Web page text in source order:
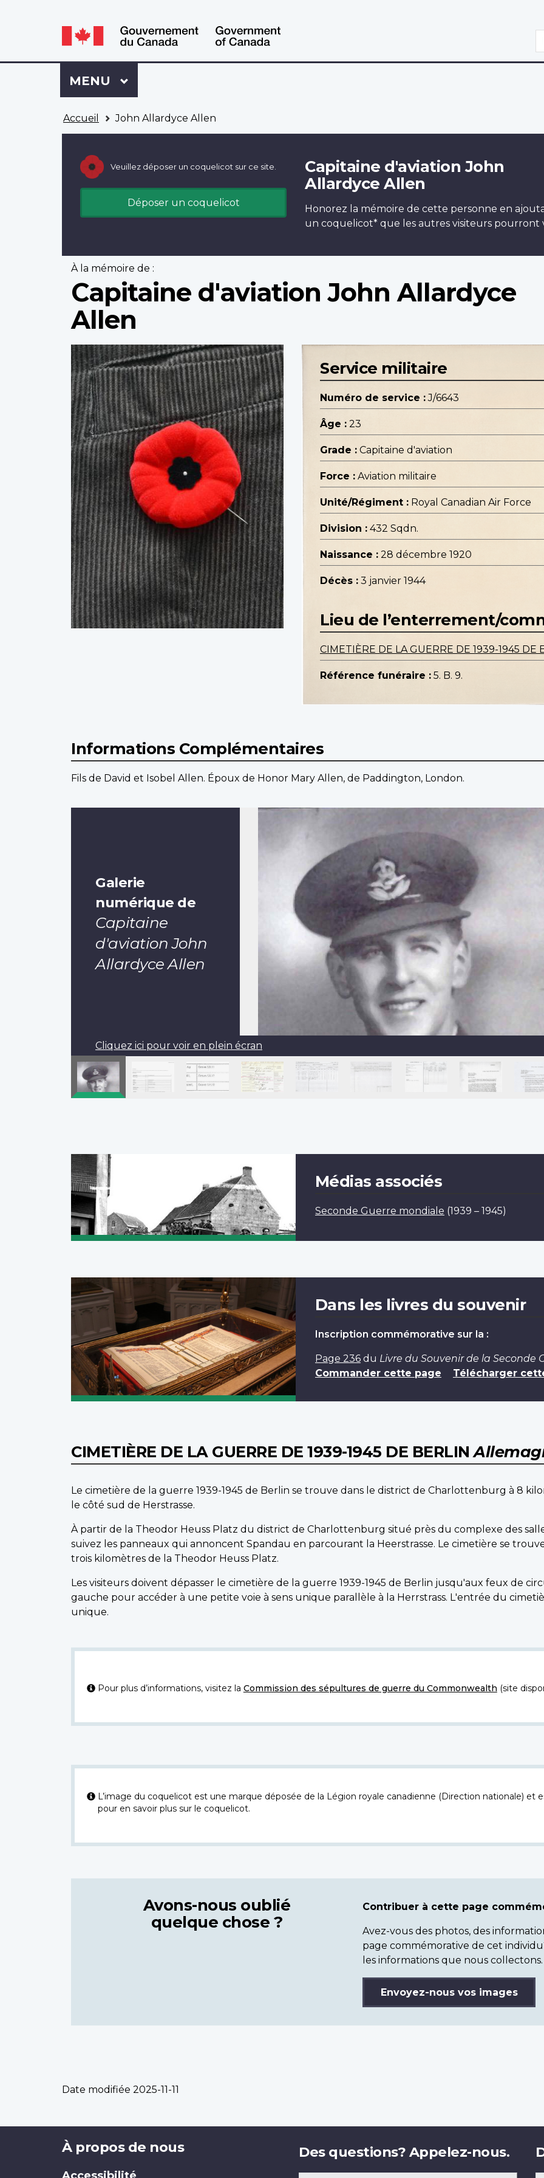
Language
switcher
Language
switcher
Se
connecter
à
Dossier
Menu
MENU PRINCIPAL
Accueil John Allardyce Allen
Veuillez déposer un coquelicot sur ce site.
Déposer un coquelicot
Capitaine d'aviation John
Allardyce Allen
Honorez la mémoire de cette personne en
un coquelicot* que les autres visiteurs pourront
À la mémoire de :
Capitaine d'aviation John Allardyce
Allen
Profile
image
Service militaire
Numéro de service : J/6643
Âge : 23
Grade : Capitaine d'aviation
Force : Aviation militaire
Unité/Régiment : Royal Canadian Air Force
Division : 432 Sqdn.
Naissance : 28 décembre 1920
Décès : 3 janvier 1944
Lieu de l’enterrement/
CIMETIÈRE DE LA GUERRE DE 1939-1945 DE
Référence funéraire : 5. B. 9.
Informations Complémentaires
Fils de David et Isobel Allen. Époux de Honor Mary Allen, de Paddington, London.
Galerie
numérique de
Capitaine
d'aviation John
Allardyce Allen
Cliquez ici pour voir en plein écran
Pagination
Médias associés
Seconde Guerre mondiale (1939 – 1945)
Dans les livres du souvenir
Inscription commémorative sur la :
Page 236du Livre du Souvenir de la Seconde
Commander cette page
Télécharger
CIMETIÈRE DE LA GUERRE DE 1939-1945 DE BERLIN
Le cimetière de la guerre 1939-1945 de Berlin se trouve dans le district de Charlottenburg à 8
le côté sud de Herstrasse.
À partir de la Theodor Heuss Platz du district de Charlottenburg situé près du complexe des
suivez les panneaux qui annoncent Spandau en parcourant la Heerstrasse. Le cimetière se
trois kilomètres de la Theodor Heuss Platz.
Les visiteurs doivent dépasser le cimetière de la guerre 1939-1945 de Berlin jusqu'aux feux de
gauche pour accéder à une petite voie à sens unique parallèle à la Herrstrass. L'entrée du
unique.
Pour plus d’informations, visitez la Commission des sépultures de guerre du Commonwealth (site
L’image du coquelicot est une marque déposée de la Légion royale canadienne (Direction nationale) et
pour en savoir plus sur le coquelicot.
Avons-nous oublié
quelque chose ?
Contribuer à cette page
Avez-vous des photos, des
page commémorative de cet
les informations que nous collectons.
Envoyez-nous vos images
Date modifiée 2025-11-11
Brand
À propos de nous
Accessibilité
Des questions? Appelez-nous.